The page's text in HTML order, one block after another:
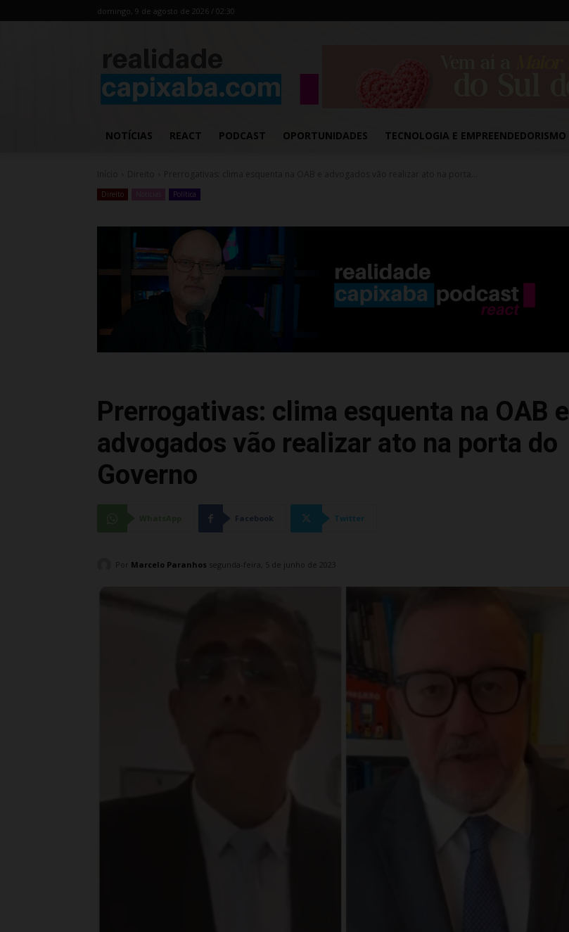
domingo, 9 de agosto de 2026 / 02:30
NOTÍCIAS REACT PODCAST OPORTUNIDADES TECNOLOGIA E EMPREENDEDORISMO
Direito Política
Prerrogativas: clima esquenta na OAB e
advogados vão realizar ato na porta do
Governo
Facebook Twitter
Por Marcelo Paranhos segunda-feira, 5 de junho de 2023